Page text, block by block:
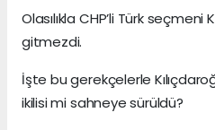
Olasılıkla CHP’li Türk seçmeni
gitmezdi.
İşte bu gerekçelerle
ikilisi mi sahneye sürüldü?